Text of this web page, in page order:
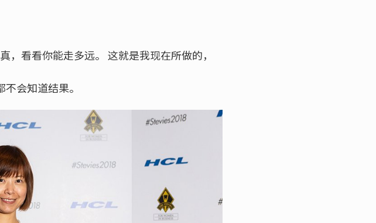
看看你能走多远。 这就是我现在所做的，
会知道结果。